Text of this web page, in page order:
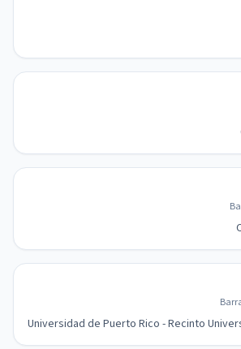
Universidad de Puerto Rico - Recinto